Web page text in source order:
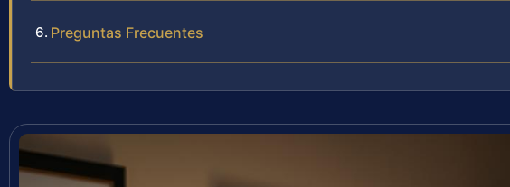
Preguntas Frecuentes